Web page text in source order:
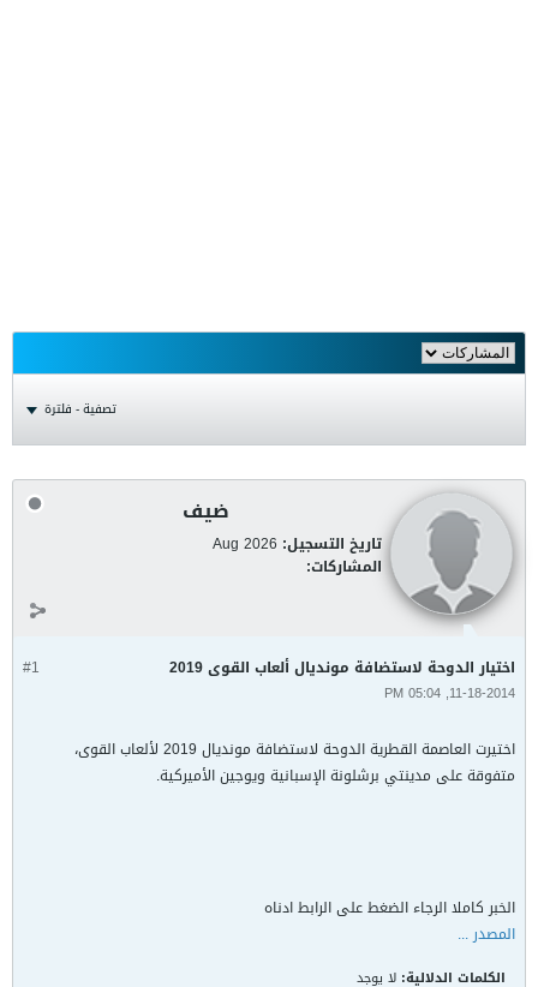
تصفية - فلترة
ضيف
تاريخ التسجيل: Aug 2026
المشاركات:
#1 اختيار الدوحة لاستضافة مونديال ألعاب القوى 2019
11-18-2014, 05:04 PM
اختيرت العاصمة القطرية الدوحة لاستضافة مونديال 2019 لألعاب القوى،
متفوقة على مدينتي برشلونة الإسبانية ويوجين الأميركية.
الخبر كاملا الرجاء الضغط على الرابط ادناه
المصدر ...
الكلمات الدلالية: لا يوجد